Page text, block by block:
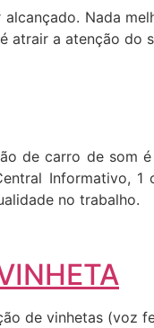
Nada
atrair a atenção do
de carro de som
Informativo,
no trabalho.
de vinhetas (voz